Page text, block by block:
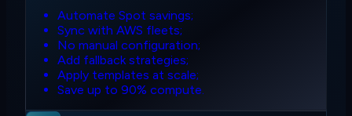
Automate Spot savings;
Sync with AWS fleets;
No manual configuration;
Add fallback strategies;
Apply templates at scale;
Save up to 90% compute.